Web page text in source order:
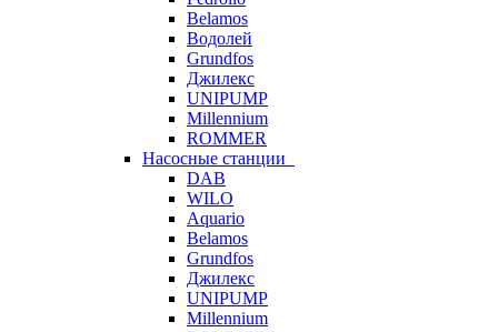
Belamos
Водолей
Grundfos
Джилекс
UNIPUMP
Millennium
ROMMER
Насосные станции
DAB
WILO
Aquario
Belamos
Grundfos
Джилекс
UNIPUMP
Millennium